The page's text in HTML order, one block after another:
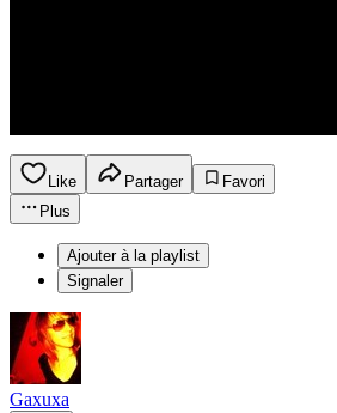
Like Partager
Favori
Plus
Ajouter à la playlist
Signaler
Gaxuxa